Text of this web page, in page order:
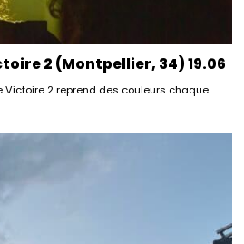
2 (Montpellier, 34) 19.06
Victoire 2 reprend des couleurs chaque